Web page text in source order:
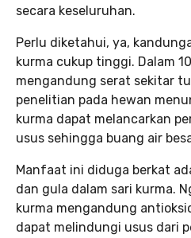
secara keseluruhan.
Perlu diketahui, ya,
kurma cukup tinggi. Dalam
mengandung serat sekitar
penelitian pada hewan
kurma dapat melancarkan
usus sehingga buang air
Manfaat ini diduga berkat
dan gula dalam sari kurma.
kurma mengandung
dapat melindungi usus dari